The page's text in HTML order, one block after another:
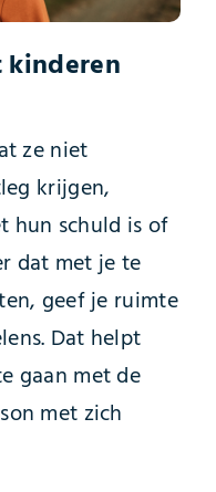
kinderen
ze niet
krijgen,
hun schuld is of
dat met je te
geef je ruimte
Dat helpt
gaan met de
met zich